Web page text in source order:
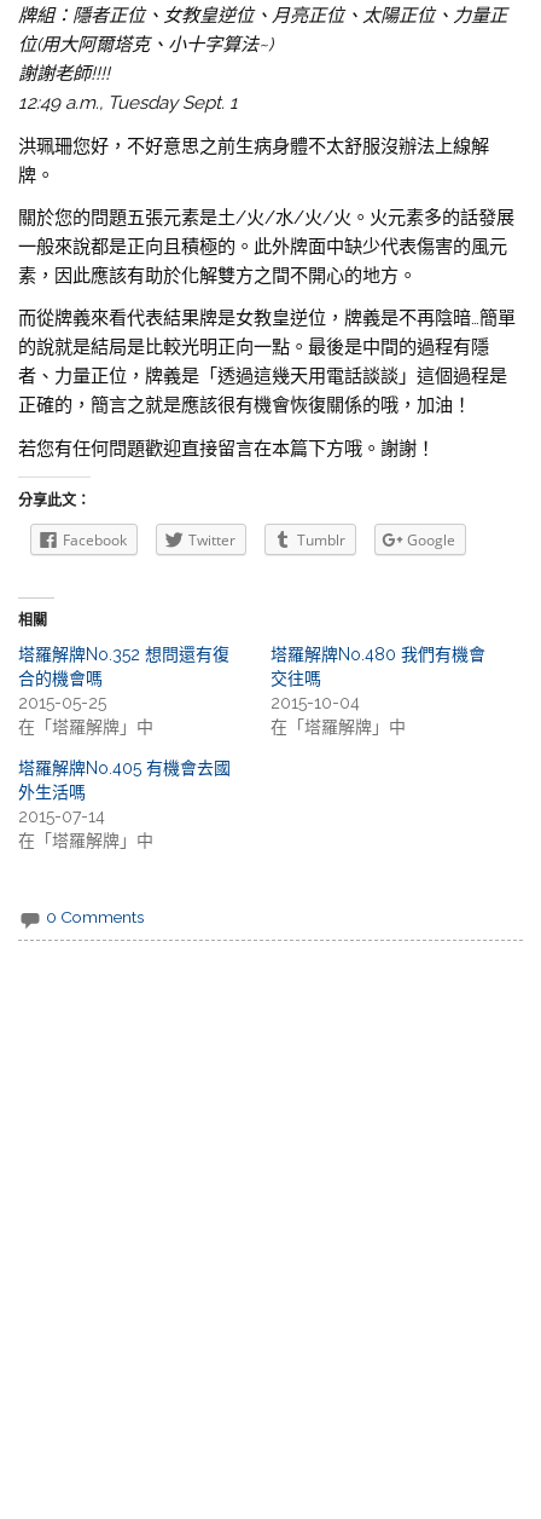
牌組：隱者正位、女教皇逆位、月亮正位、太陽正位、力量正
位(用大阿爾塔克、小十字算法~)
謝謝老師!!!!
12:49 a.m., Tuesday Sept. 1
洪珮珊您好，不好意思之前生病身體不太舒服沒辦法上線解
牌。
關於您的問題五張元素是土/火/水/火/火。火元素多的話發展
一般來說都是正向且積極的。此外牌面中缺少代表傷害的風元
素，因此應該有助於化解雙方之間不開心的地方。
而從牌義來看代表結果牌是女教皇逆位，牌義是不再陰暗…簡單
的說就是結局是比較光明正向一點。最後是中間的過程有隱
者、力量正位，牌義是「透過這幾天用電話談談」這個過程是
正確的，簡言之就是應該很有機會恢復關係的哦，加油！
若您有任何問題歡迎直接留言在本篇下方哦。謝謝！
分享此文：
Facebook Twitter Tumblr Google
相關
塔羅解牌No.352 想問還有復
合的機會嗎
2015-05-25
在「塔羅解牌」中
塔羅解牌No.480 我們有機會
交往嗎
2015-10-04
在「塔羅解牌」中
塔羅解牌No.405 有機會去國
外生活嗎
2015-07-14
在「塔羅解牌」中
0 Comments